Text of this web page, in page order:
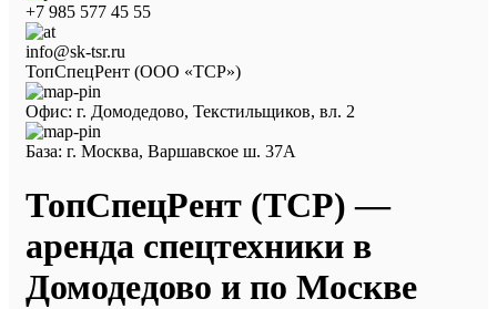
+7 985 577 45 55
info@sk-tsr.ru
ТопСпецРент (ООО «ТСР»)
Офис: г. Домодедово, Текстильщиков, вл. 2
База: г. Москва, Варшавское ш. 37А
ТопСпецРент (ТСР) —
аренда спецтехники в
Домодедово и по Москве